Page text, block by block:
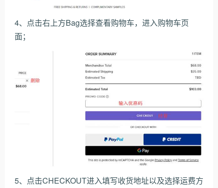
4、点击右上方Bag选择查看购物车，进入购物车页
面；
5、点击CHECKOUT进入填写收货地址以及选择运费方